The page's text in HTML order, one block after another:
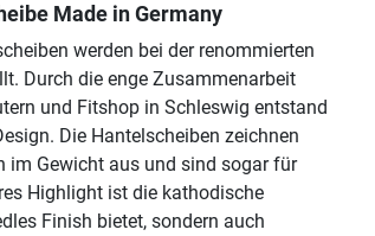
Made in Germany
werden bei der renommierten
Durch die enge Zusammenarbeit
und Fitshop in Schleswig entstand
Die Hantelscheiben zeichnen
im Gewicht aus und sind sogar für
Highlight ist die kathodische
Finish bietet, sondern auch